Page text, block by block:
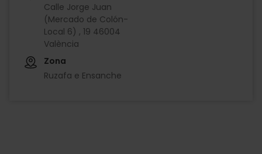
Calle Jorge Juan
(Mercado de Colón-
Local 6) , 19 46004
València
Zona
Ruzafa e Ensanche